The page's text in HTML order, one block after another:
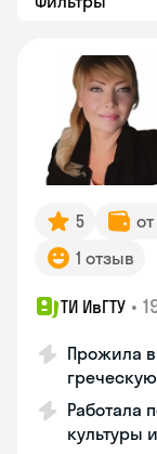
5
1 отзыв
ТИ ИвГТУ •
Прожила в
Работала
культуры
online